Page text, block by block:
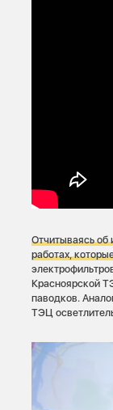
Отчитываясь об
работах,
Красноярской
паводков.
ТЭЦ